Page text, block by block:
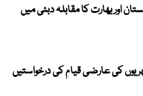
کپ 2026، پاکستان اور بھارت کا مقابلہ دبئی میں
کی عارضی قیام کی درخواستیں